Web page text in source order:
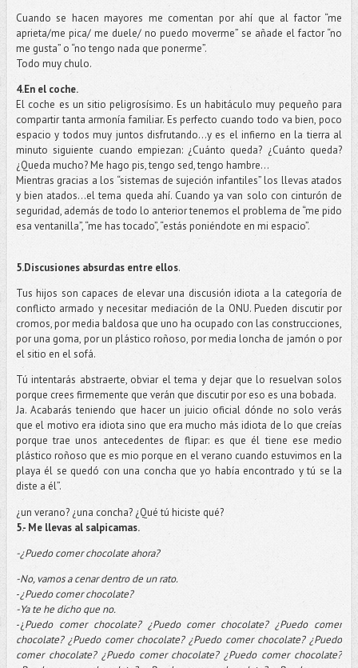
Cuando se hacen mayores me comentan por ahí que al factor “me
aprieta/me pica/ me duele/ no puedo moverme” se añade el factor “no
me gusta” o “no tengo nada que ponerme”.
Todo muy chulo.
4.En el coche.
El coche es un sitio peligrosísimo. Es un habitáculo muy pequeño para
compartir tanta armonía familiar. Es perfecto cuando todo va bien, poco
espacio y todos muy juntos disfrutando…y es el infierno en la tierra al
minuto siguiente cuando empiezan: ¿Cuánto queda? ¿Cuánto queda?
¿Queda mucho? Me hago pis, tengo sed, tengo hambre…
Mientras gracias a los “sistemas de sujeción infantiles” los llevas atados
y bien atados…el tema queda ahí. Cuando ya van solo con cinturón de
seguridad, además de todo lo anterior tenemos el problema de “me pido
esa ventanilla”, “me has tocado”, “estás poniéndote en mi espacio”.
5.Discusiones absurdas entre ellos.
Tus hijos son capaces de elevar una discusión idiota a la categoría de
conflicto armado y necesitar mediación de la ONU. Pueden discutir por
cromos, por media baldosa que uno ha ocupado con las construcciones,
por una goma, por un plástico roñoso, por media loncha de jamón o por
el sitio en el sofá.
Tú intentarás abstraerte, obviar el tema y dejar que lo resuelvan solos
porque crees firmemente que verán que discutir por eso es una bobada.
Ja. Acabarás teniendo que hacer un juicio oficial dónde no solo verás
que el motivo era idiota sino que era mucho más idiota de lo que creías
porque trae unos antecedentes de flipar: es que él tiene ese medio
plástico roñoso que es mio porque en el verano cuando estuvimos en la
playa él se quedó con una concha que yo había encontrado y tú se la
diste a él”.
¿un verano? ¿una concha? ¿Qué tú hiciste qué?
5.- Me llevas al salpicamas.
-¿Puedo comer chocolate ahora?
-No, vamos a cenar dentro de un rato.
-¿Puedo comer chocolate?
-Ya te he dicho que no.
-¿Puedo comer chocolate? ¿Puedo comer chocolate? ¿Puedo comer
chocolate? ¿Puedo comer chocolate? ¿Puedo comer chocolate? ¿Puedo
comer chocolate? ¿Puedo comer chocolate? ¿Puedo comer chocolate?